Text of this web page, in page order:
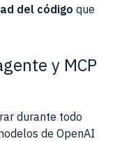
del código que
y MCP
durante todo
de OpenAI